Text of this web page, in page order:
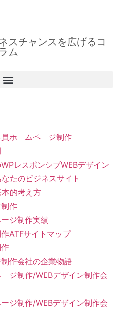
スチャンスを広げるコ
ラム
ホームページ制作
レスポンシブWEBデザイン
たのビジネスサイト
的考え方
作
ジ制作実績
ATFサイトマップ
作会社の企業物語
ジ制作/WEBデザイン制作会
ジ制作/WEBデザイン制作会